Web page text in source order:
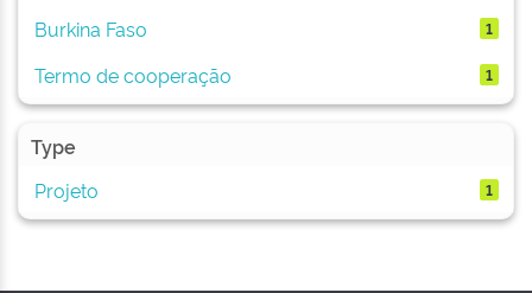
Burkina Faso 1
Termo de cooperação 1
Type
Projeto
1